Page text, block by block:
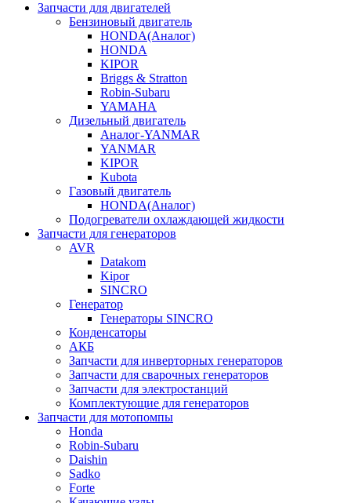
Запчасти для двигателей
Бензиновый двигатель
HONDA(Aналог)
HONDA
KIPOR
Briggs & Stratton
Robin-Subaru
YAMAHA
Дизельный двигатель
Аналог-YANMAR
YANMAR
KIPOR
Kubota
Газовый двигатель
HONDA(Aналог)
Подогреватели охлаждающей жидкости
Запчасти для генераторов
AVR
Datakom
Kipor
SINCRO
Генератор
Генераторы SINCRO
Конденсаторы
АКБ
Запчасти для инверторных генераторов
Запчасти для сварочных генераторов
Запчасти для электростанций
Комплектующие для генераторов
Запчасти для мотопомпы
Honda
Robin-Subaru
Daishin
Sadko
Forte